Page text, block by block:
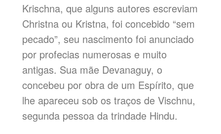
Krischna, que alguns autores escreviam
Christna ou Kristna, foi concebido “sem
pecado”, seu nascimento foi anunciado
por profecias numerosas e muito
antigas. Sua mãe Devanaguy, o
concebeu por obra de um Espírito, que
lhe apareceu sob os traços de Vischnu,
segunda pessoa da trindade Hindu.